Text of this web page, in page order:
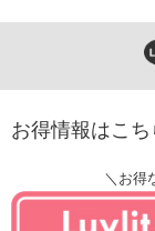
お得情報はこ
＼お得